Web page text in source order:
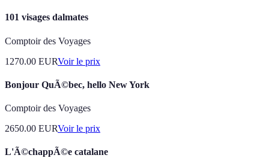
101 visages dalmates
Comptoir des Voyages
1270.00 EURVoir le prix
Bonjour QuÃ©bec, hello New York
Comptoir des Voyages
2650.00 EURVoir le prix
L'Ã©chappÃ©e catalane